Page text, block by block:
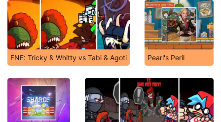
FNF: Tricky & Whitty vs Tabi & Agoti Pearl's Peril